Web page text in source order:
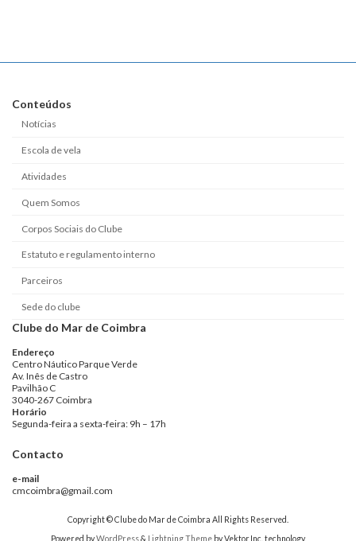
Conteúdos
Notícias
Escola de vela
Atividades
Quem Somos
Corpos Sociais do Clube
Estatuto e regulamento interno
Parceiros
Sede do clube
Clube do Mar de Coimbra
Endereço
Centro Náutico Parque Verde
Av. Inês de Castro
Pavilhão C
3040-267 Coimbra
Horário
Segunda-feira a sexta-feira: 9h – 17h
Contacto
e-mail
cmcoimbra@gmail.com
Copyright © Clube do Mar de Coimbra All Rights Reserved.
Powered byWordPress& Lightning Themeby Vektor,Inc. technology.